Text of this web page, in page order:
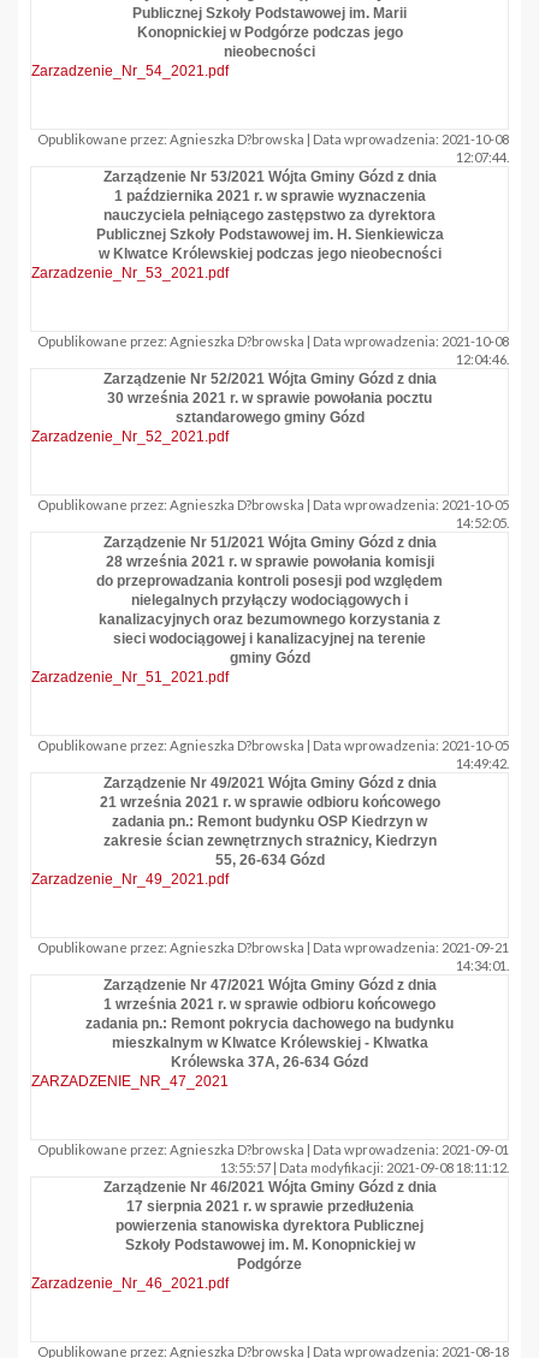
Publicznej Szkoły Podstawowej im. Marii
Konopnickiej w Podgórze podczas jego
nieobecności
Zarzadzenie_Nr_54_2021.pdf
Opublikowane przez: Agnieszka D?browska | Data wprowadzenia: 2021-10-08
12:07:44.
Zarządzenie Nr 53/2021 Wójta Gminy Gózd z dnia
1 października 2021 r. w sprawie wyznaczenia
nauczyciela pełniącego zastępstwo za dyrektora
Publicznej Szkoły Podstawowej im. H. Sienkiewicza
w Klwatce Królewskiej podczas jego nieobecności
Zarzadzenie_Nr_53_2021.pdf
Opublikowane przez: Agnieszka D?browska | Data wprowadzenia: 2021-10-08
12:04:46.
Zarządzenie Nr 52/2021 Wójta Gminy Gózd z dnia
30 września 2021 r. w sprawie powołania pocztu
sztandarowego gminy Gózd
Zarzadzenie_Nr_52_2021.pdf
Opublikowane przez: Agnieszka D?browska | Data wprowadzenia: 2021-10-05
14:52:05.
Zarządzenie Nr 51/2021 Wójta Gminy Gózd z dnia
28 września 2021 r. w sprawie powołania komisji
do przeprowadzania kontroli posesji pod względem
nielegalnych przyłączy wodociągowych i
kanalizacyjnych oraz bezumownego korzystania z
sieci wodociągowej i kanalizacyjnej na terenie
gminy Gózd
Zarzadzenie_Nr_51_2021.pdf
Opublikowane przez: Agnieszka D?browska | Data wprowadzenia: 2021-10-05
14:49:42.
Zarządzenie Nr 49/2021 Wójta Gminy Gózd z dnia
21 września 2021 r. w sprawie odbioru końcowego
zadania pn.: Remont budynku OSP Kiedrzyn w
zakresie ścian zewnętrznych strażnicy, Kiedrzyn
55, 26-634 Gózd
Zarzadzenie_Nr_49_2021.pdf
Opublikowane przez: Agnieszka D?browska | Data wprowadzenia: 2021-09-21
14:34:01.
Zarządzenie Nr 47/2021 Wójta Gminy Gózd z dnia
1 września 2021 r. w sprawie odbioru końcowego
zadania pn.: Remont pokrycia dachowego na budynku
mieszkalnym w Klwatce Królewskiej - Klwatka
Królewska 37A, 26-634 Gózd
ZARZADZENIE_NR_47_2021
Opublikowane przez: Agnieszka D?browska | Data wprowadzenia: 2021-09-01
13:55:57 | Data modyfikacji: 2021-09-08 18:11:12.
Zarządzenie Nr 46/2021 Wójta Gminy Gózd z dnia
17 sierpnia 2021 r. w sprawie przedłużenia
powierzenia stanowiska dyrektora Publicznej
Szkoły Podstawowej im. M. Konopnickiej w
Podgórze
Zarzadzenie_Nr_46_2021.pdf
Opublikowane przez: Agnieszka D?browska | Data wprowadzenia: 2021-08-18